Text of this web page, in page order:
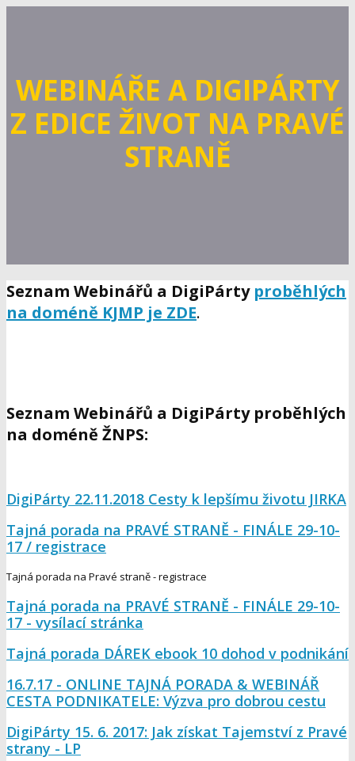
WEBINÁŘE A DIGIPÁRTY
Z EDICE ŽIVOT NA PRAVÉ
STRANĚ
Seznam Webinářů a DigiPárty proběhlých
na doméně KJMP je ZDE.
Seznam Webinářů a DigiPárty proběhlých
na doméně ŽNPS:
DigiPárty 22.11.2018 Cesty k lepšímu životu JIRKA
Tajná porada na PRAVÉ STRANĚ - FINÁLE 29-10-
17 / registrace
Tajná porada na Pravé straně - registrace
Tajná porada na PRAVÉ STRANĚ - FINÁLE 29-10-
17 - vysílací stránka
Tajná porada DÁREK ebook 10 dohod v podnikání
16.7.17 - ONLINE TAJNÁ PORADA & WEBINÁŘ
CESTA PODNIKATELE: Výzva pro dobrou cestu
DigiPárty 15. 6. 2017: Jak získat Tajemství z Pravé
strany - LP